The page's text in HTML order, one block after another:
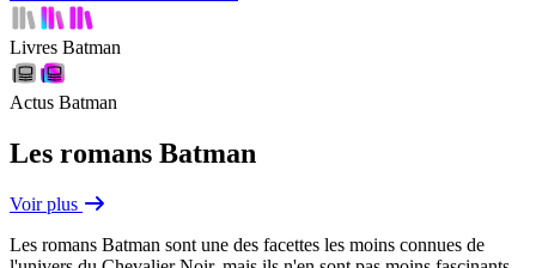
Livres Batman
Actus Batman
Les romans Batman
Voir plus
Les romans Batman sont une des facettes les moins connues de